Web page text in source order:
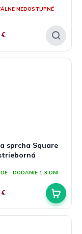
NEDOSTUPNÉ
€
sprcha Square
- DODANIE 1-3 DNI
€